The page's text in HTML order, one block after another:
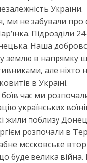
України.
ми не забували
Підрозділи
Наша
землю в напрямку
але ніхто
в Україні.
боїв час ми
українських
жили поблизу
розпочали в
московське
буде велика війна.